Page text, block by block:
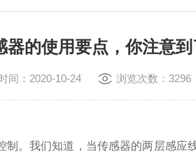
器的使用要点，你注意到
间：2020-10-24 浏览次数：3296
制。我们知道，当传感器的两层感应